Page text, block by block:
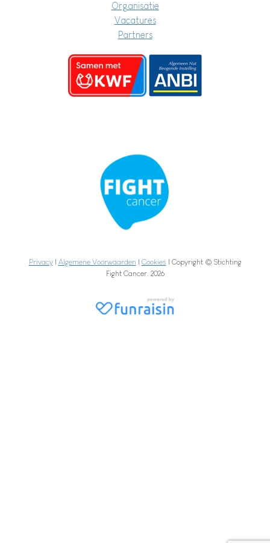
Organisatie
Vacatures
Partners
Privacy| Algemene Voorwaarden | Cookies | Copyright © Stichting
Fight Cancer. 2026